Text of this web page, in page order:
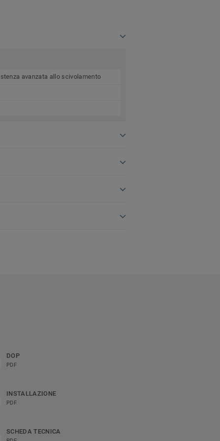
avanzata allo scivolamento
DOP
PDF
INSTALLAZIONE
PDF
SCHEDA TECNICA